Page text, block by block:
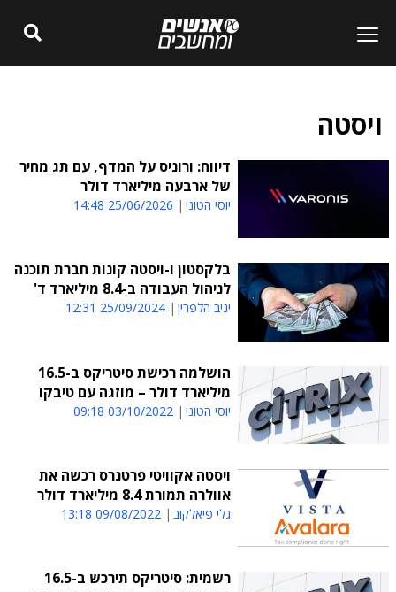
ויסטה
דיווח: ורוניס על המדף, עם תג מחיר
של ארבעה מיליארד דולר
יוסי הטוני 25/06/2026 14:48
בלקסטון ו-ויסטה קונות חברת תוכנה
לניהול העבודה ב-8.4 מיליארד ד'
יניב הלפרין 25/09/2024 12:31
הושלמה רכישת סיטריקס ב-16.5
מיליארד דולר – מוזגה עם טיבקו
יוסי הטוני 03/10/2022 09:18
ויסטה אקוויטי פרטנרס רכשה את
אוולרה תמורת 8.4 מיליארד דולר
גלי פיאלקוב 09/08/2022 13:18
רשמית: סיטריקס תירכש ב-16.5